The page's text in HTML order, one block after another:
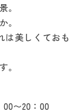
。
。
は美しくておも
。
〜20：00